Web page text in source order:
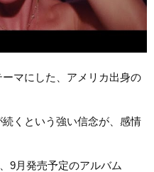
マにした、アメリカ出身の
くという強い信念が、感情
9月発売予定のアルバム